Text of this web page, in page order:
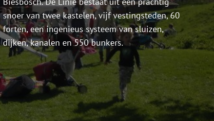
snoer van twee kastelen, vijf vestingsteden, 60
forten, een ingenieus systeem van sluizen,
dijken, kanalen en 550 bunkers.